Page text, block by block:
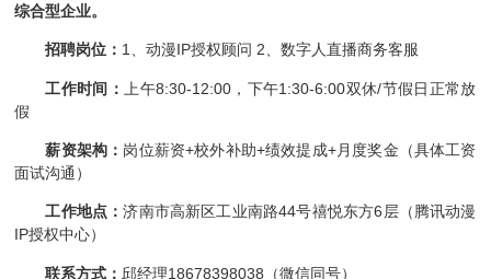
综合型企业。
招聘岗位： 1、动漫IP授权顾问 2、数字人直播商务客服
工作时间：
上午8:30-12:00，下午1:30-6:00双休/节假日正常放
假
薪资架构： 岗位薪资+校外补助+绩效提成+月度奖金（具体工资
面试沟通）
工作地点：济南市高新区工业南路44号禧悦东方6层（腾讯动漫
IP授权中心）
联系方式： 邱经理18678398038（微信同号）